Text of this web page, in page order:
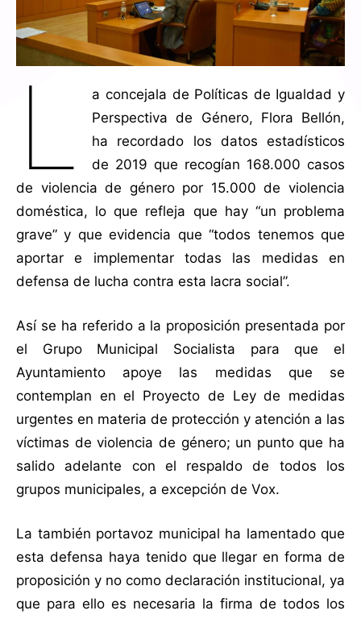
L
a concejala de Políticas de Igualdad y
Perspectiva de Género, Flora Bellón,
ha recordado los datos estadísticos
de 2019 que recogían 168.000 casos
de violencia de género por 15.000 de violencia
doméstica, lo que refleja que hay “un problema
grave” y que evidencia que “todos tenemos que
aportar e implementar todas las medidas en
defensa de lucha contra esta lacra social”.
Así se ha referido a la proposición presentada por
el Grupo Municipal Socialista para que el
Ayuntamiento apoye las medidas que se
contemplan en el Proyecto de Ley de medidas
urgentes en materia de protección y atención a las
víctimas de violencia de género; un punto que ha
salido adelante con el respaldo de todos los
grupos municipales, a excepción de Vox.
La también portavoz municipal ha lamentado que
esta defensa haya tenido que llegar en forma de
proposición y no como declaración institucional, ya
que para ello es necesaria la firma de todos los